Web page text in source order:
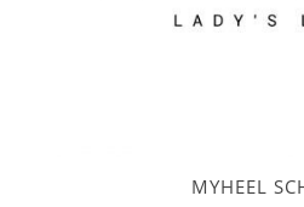
MYHEEL